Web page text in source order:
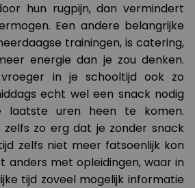
hun rugpijn, dan vermindert
Een andere belangrijke
trainingen, is catering,
energie dan je zou denken.
in je schooltijd ook zo
echt wel een snack nodig
uren heen te komen.
zelfs zo erg dat je zonder snack
zelfs niet meer fatsoenlijk kon
anders met opleidingen, waar in
tijd zoveel mogelijk informatie